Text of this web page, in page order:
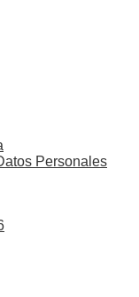
Personales